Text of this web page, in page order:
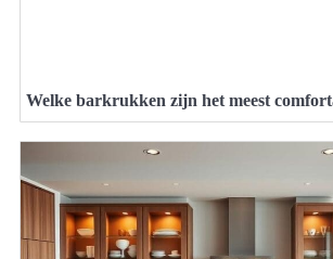
Welke barkrukken zijn het meest